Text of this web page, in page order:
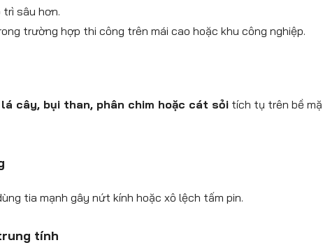
trì sâu hơn.
trường hợp thi công trên mái cao hoặc khu công nghiệp.
cây, bụi than, phân chim hoặc cát sỏi tích tụ trên bề
tia mạnh gây nứt kính hoặc xô lệch tấm pin.
tính